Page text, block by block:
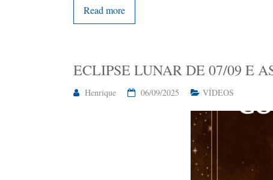
Read more
ECLIPSE LUNAR DE 07/09 E
Henrique 06/09/2025 VÍDEOS